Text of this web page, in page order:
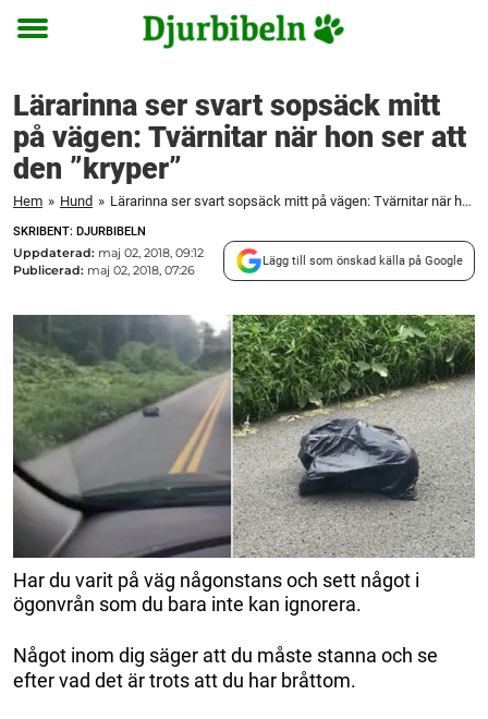
Toggle
Lärarinna ser svart sopsäck mitt
på vägen: Tvärnitar när hon ser att
den ”kryper”
Hem » Hund » Lärarinna ser svart sopsäck mitt på vägen: Tvärnitar när hon ser att den ”kryper”
SKRIBENT: DJURBIBELN
Uppdaterad: maj 02, 2018, 09:12
Publicerad: maj 02, 2018, 07:26
Lägg till som önskad källa på Google
Har du varit på väg någonstans och sett något i
ögonvrån som du bara inte kan ignorera.
Något inom dig säger att du måste stanna och se
efter vad det är trots att du har bråttom.